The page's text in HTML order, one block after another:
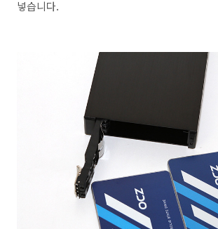
넣습니다.